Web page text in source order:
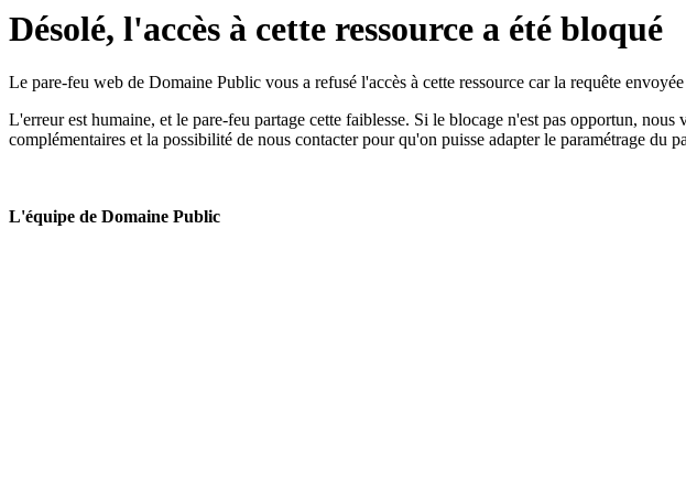
Désolé, l'accès à cette ressource a été bloqué
Le pare-feu web de Domaine Public vous a refusé l'accès à cette ressource car la requête
L'erreur est humaine, et le pare-feu partage cette faiblesse. Si le blocage n'est pas opportun, nous
complémentaires et la possibilité de nous contacter pour qu'on puisse adapter le paramétrage du
L'équipe de Domaine Public